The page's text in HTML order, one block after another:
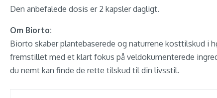
Den anbefalede dosis er 2 kapsler dagligt.
Om Biorto:
Biorto skaber plantebaserede og naturrene kosttilskud i
fremstillet med et klart fokus på veldokumenterede
du nemt kan finde de rette tilskud til din livsstil.